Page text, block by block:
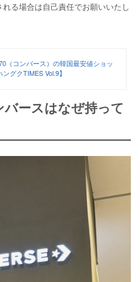
る場合は自己責任でお願いいたし
（コンバース）の韓国最安値ショッ
グクTIMES Vol.9】
ースはなぜ持って